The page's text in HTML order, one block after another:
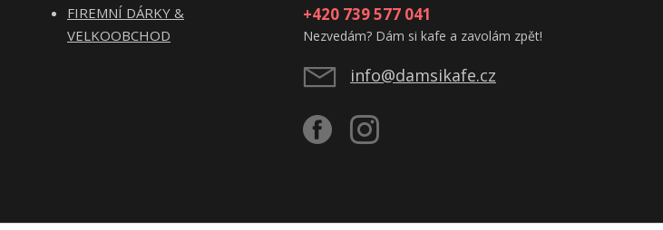
FIREMNÍ DÁRKY &
VELKOOBCHOD
+420 739 577 041
Nezvedám? Dám si kafe a zavolám zpět!
info@damsikafe.cz